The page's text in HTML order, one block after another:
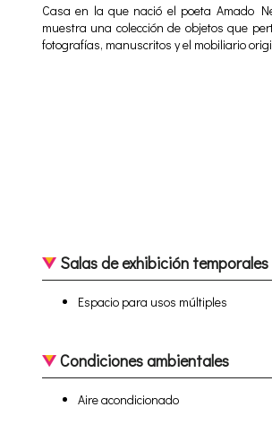
Casa en la que nació el poeta Amado
muestra una colección de objetos que
fotografías, manuscritos y el mobiliario
Salas de exhibición temporales
Espacio para usos múltiples
Condiciones ambientales
Aire acondicionado